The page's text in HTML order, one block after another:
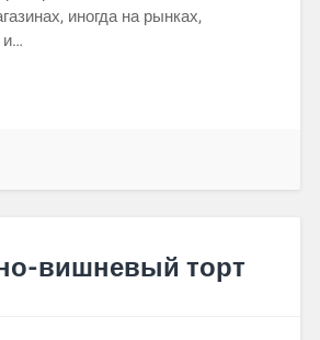
иногда на рынках,
и…
вишневый торт